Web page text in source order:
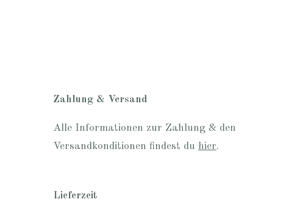
Zahlung & Versand
Alle Informationen zur Zahlung & den
Versandkonditionen findest du hier.
Lieferzeit